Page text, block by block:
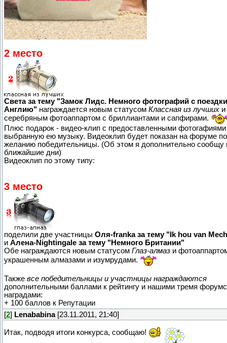
2 место
Света за тему "Замок Лидс. Немного фотографий с
Англию" награждается новым статусом Классная из лучших и
серебряным фотоаппартом с бриллиантами и сапфирами.
Плюс подарок - видео-клип с предоставленными фотогафиями
выбранную ею музыку. Видеоклип будет показан на форуме по
желанию победительницы. (Об этом я дополнительно сообщу
ближайшие дни)
Видеоклип по этому типу:
3 место
поделили две участницы Оля-franka за тему "Ik hou van
и Алена-Nightingale за тему "Немного Британии"
Обе награждаются новым статусом Глаз-алмаз и
украшенным алмазами и изумрудами.
Также все победительницы и участницы награждаются
дополнительными баллами к рейтингу и нашими тремя
наградами:
+ 100 баллов к Репутации
[2] Lenababina[23.11.2011, 21:40]
Итак, подводя итоги конкурса, сообщаю!